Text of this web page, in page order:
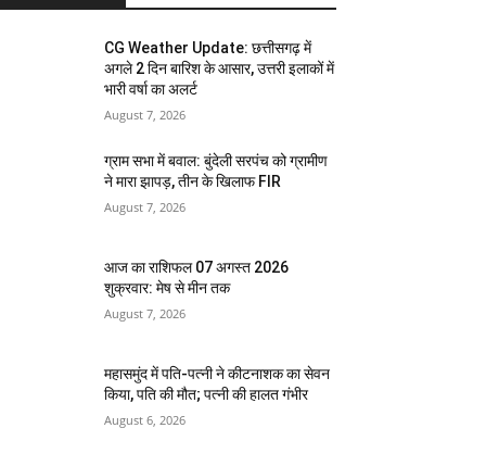
CG Weather Update: छत्तीसगढ़ में
अगले 2 दिन बारिश के आसार, उत्तरी इलाकों में
भारी वर्षा का अलर्ट
August 7, 2026
ग्राम सभा में बवाल: बुंदेली सरपंच को ग्रामीण
ने मारा झापड़, तीन के खिलाफ FIR
August 7, 2026
आज का राशिफल 07 अगस्त 2026
शुक्रवार: मेष से मीन तक
August 7, 2026
महासमुंद में पति-पत्नी ने कीटनाशक का सेवन
किया, पति की मौत; पत्नी की हालत गंभीर
August 6, 2026